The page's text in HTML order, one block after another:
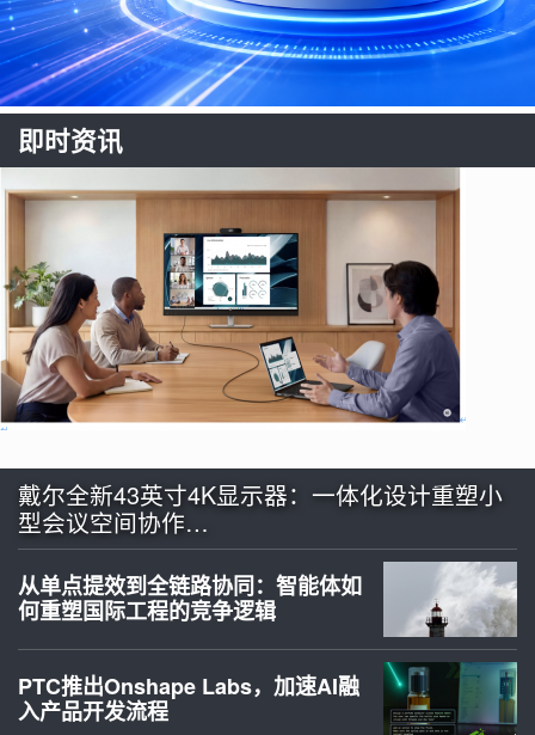
即时资讯
戴尔全新43英寸4K显示器：一体化设计重塑小
型会议空间协作…
从单点提效到全链路协同：智能体如
何重塑国际工程的竞争逻辑
PTC推出Onshape Labs，加速AI融
入产品开发流程